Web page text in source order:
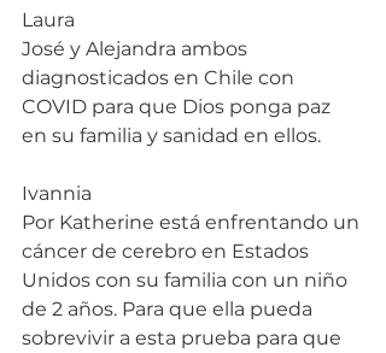
Laura
José y Alejandra ambos
diagnosticados en Chile con
COVID para que Dios ponga paz
en su familia y sanidad en ellos.
Ivannia
Por Katherine está enfrentando un
cáncer de cerebro en Estados
Unidos con su familia con un niño
de 2 años. Para que ella pueda
sobrevivir a esta prueba para que